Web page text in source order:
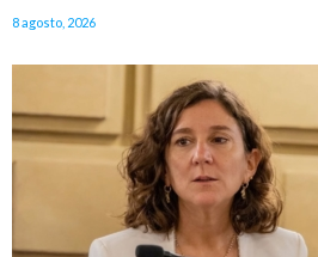
8 agosto, 2026